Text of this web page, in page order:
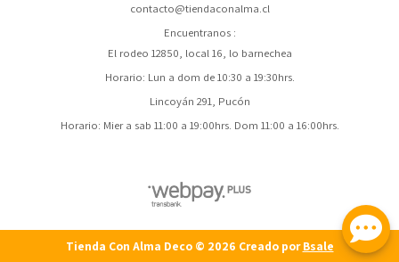
contacto@tiendaconalma.cl
Encuentranos
El rodeo 12850, local 16, lo barnechea
Horario: Lun a dom de 10:30 a 19:30hrs.
Lincoyán 291, Pucón
Horario: Mier a sab 11:00 a 19:00hrs. Dom 11:00 a 16:00hrs.
Tienda Con Alma Deco © 2026 Creado porBsale